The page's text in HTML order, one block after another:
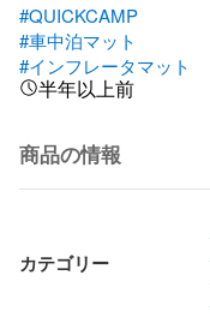
#QUICKCAMP
#車中泊マット
#インフレータマット
半年以上前
商品の情報
カテゴリー